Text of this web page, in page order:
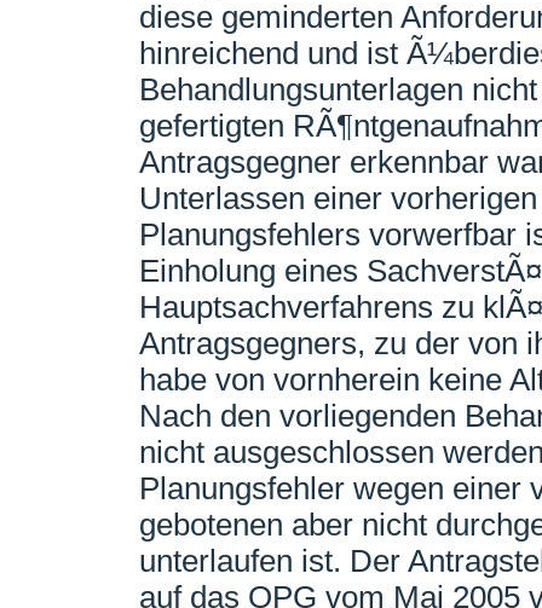
diese geminderten
hinreichend und ist
Behandlungsunterlagen
gefertigten
Antragsgegner erkennbar
Unterlassen einer
Planungsfehlers vorwerfbar
Einholung eines
Hauptsachverfahrens zu
Antragsgegners, zu der von
habe von vornherein keine
Nach den vorliegenden
nicht ausgeschlossen
Planungsfehler wegen einer
gebotenen aber nicht
unterlaufen ist. Der
auf das OPG vom Mai 2005